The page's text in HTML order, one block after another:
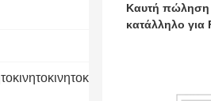
Καυτή πώληση
κατάλληλο